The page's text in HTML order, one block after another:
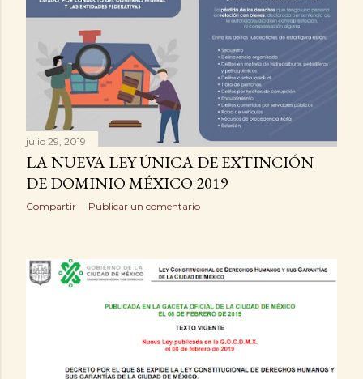
julio 29, 2019
LA NUEVA LEY ÚNICA DE EXTINCIÓN
DE DOMINIO MÉXICO 2019
Compartir Publicar un comentario